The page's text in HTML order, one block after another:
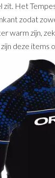
zit. Het
zodat
warm zijn,
deze items